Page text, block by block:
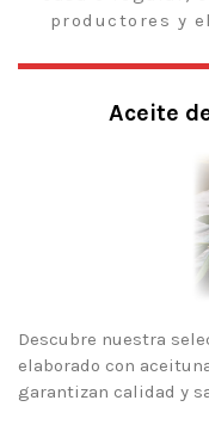
productores y
Aceite
Descubre nuestra
elaborado con
garantizan calidad y